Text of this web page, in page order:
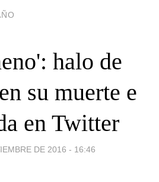
halo de
su muerte e
en Twitter
DE 2016 - 16:46